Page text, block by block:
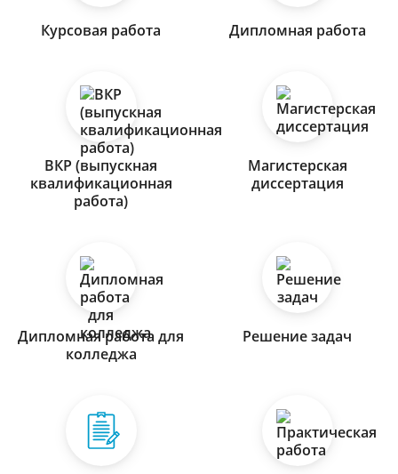
Курсовая работа Дипломная работа
ВКР (выпускная
квалификационная
работа)
Магистерская
диссертация
Дипломная работа для
колледжа
Решение задач